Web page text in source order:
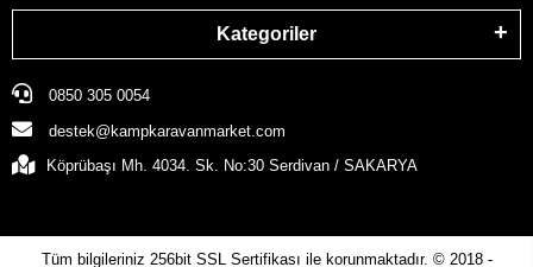
Kategoriler
0850 305 0054
destek@kampkaravanmarket.com
Köprübaşı Mh. 4034. Sk. No:30 Serdivan / SAKARYA
Tüm bilgileriniz 256bit SSL Sertifikası ile korunmaktadır. © 2018 -